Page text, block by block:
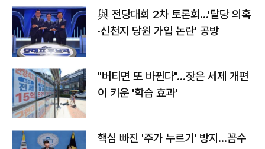
與 전당대회 2차 토론회…'탈당 의혹
·신천지 당원 가입 논란' 공방
"버티면 또 바뀐다"…잦은 세제 개편
이 키운 '학습 효과'
핵심 빠진 '주가 누르기' 방지…꼼수